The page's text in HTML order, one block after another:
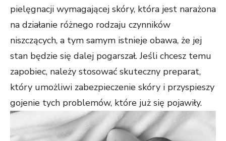
pielęgnacji wymagającej skóry, która jest narażona
na działanie różnego rodzaju czynników
niszczących, a tym samym istnieje obawa, że jej
stan będzie się dalej pogarszał. Jeśli chcesz temu
zapobiec, należy stosować skuteczny preparat,
który umożliwi zabezpieczenie skóry i przyspieszy
gojenie tych problemów, które już się pojawiły.